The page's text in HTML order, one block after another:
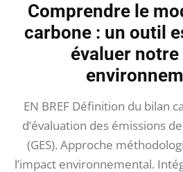
Comprendre le
carbone : un outil
évaluer
EN BREF Définition du bilan
d’évaluation des émissions
(GES). Approche
l’impact environnemental.